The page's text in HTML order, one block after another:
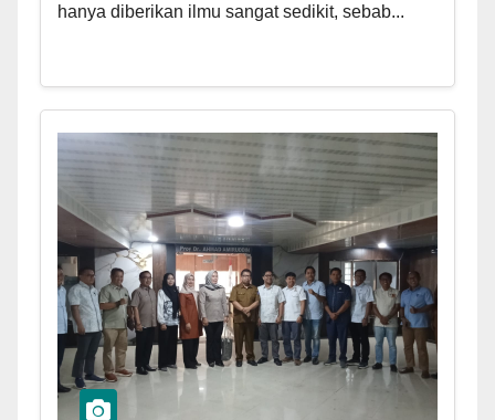
hanya diberikan ilmu sangat sedikit, sebab...